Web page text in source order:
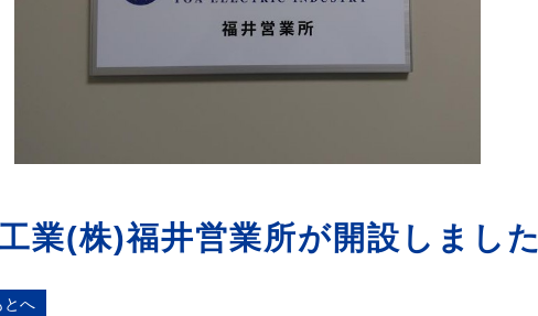
業(株)福井営業所が開設しました
とへ